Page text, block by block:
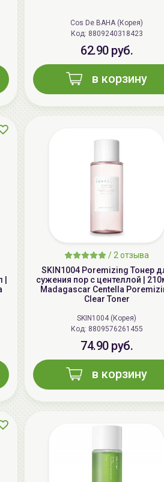
Cos De BAHA (Корея)
Код: 8809240318423
62.90 руб.
в корзину
/ 2 отзыва
SKIN1004 Poremizing Тонер
сужения пор с центеллой |
Madagascar Centella
Clear Toner
SKIN1004 (Корея)
Код: 8809576261455
74.90 руб.
в корзину